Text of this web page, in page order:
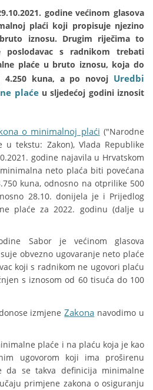
godine većinom glasova
plaći koji propisuje njezino
iznosu. Drugim riječima to
s radnikom trebati
plaće u bruto iznosu, koja do
4.250 kuna, a po novoj Uredbi
plaćeu sljedećoj godini iznosit
o minimalnoj plaći ("Narodne
tekstu: Zakon), Vlada Republike
godine najavila u Hrvatskom
neto plaća biti povećana
kuna, odnosno na otprilike 500
28.10. donijela je i Prijedlog
plaće za 2022. godinu (dalje u
Sabor je većinom glasova
obvezno ugovaranje neto plaće
koji s radnikom ne ugovori plaću
s iznosom od 60 tisuća do 100
izmjeneZakona navodimo u
plaće i na plaću koja je kao
ugovorom koji ima proširenu
se takva definicija minimalne
primjene zakona o osiguranju